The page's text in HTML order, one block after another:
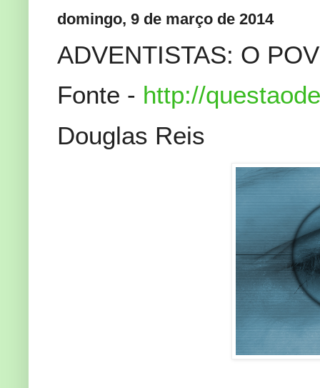
domingo, 9 de março de 2014
ADVENTISTAS: O
Fonte - http://
Douglas Reis